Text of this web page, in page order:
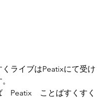
くライブはPeatixにて受け
Peatix　ことばすくすく